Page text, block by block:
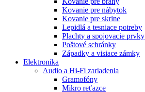
Kovanie pre nábytok
Kovanie pre skrine
Lepidlá a tesniace potreby
Plachty a spojovacie prvky
Poštové schránky
Západky a visiace zámky
Elektronika
Audio a Hi-Fi zariadenia
Gramofóny
Mikro reťazce